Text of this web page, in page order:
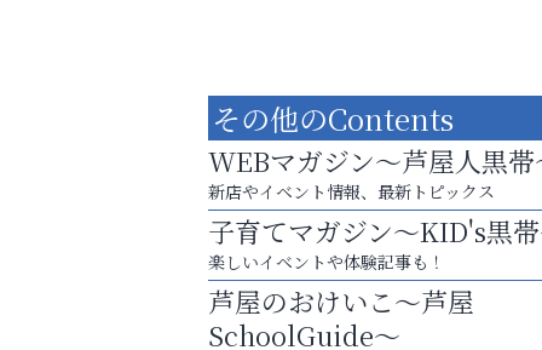
８周年コースが半額以下の8,000円！
神戸牛ステーキに舌鼓♪
芦屋人~あしやびと~
その他のContents
WEBマガジン～芦屋人黒帯
新店やイベント情報、最新トピックス
子育てマガジン～KID's黒
楽しいイベントや体験記事も！
芦屋のおけいこ～芦屋
SchoolGuide～